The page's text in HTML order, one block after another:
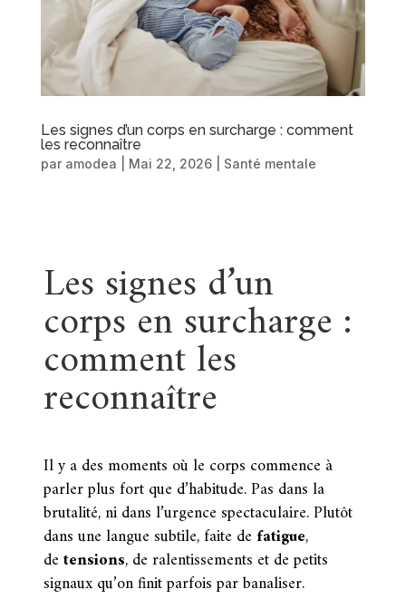
Les signes d’un corps en surcharge : comment
les reconnaître
par amodea Mai 22, 2026| Santé mentale
Les signes d’un
corps en surcharge :
comment les
reconnaître
Il y a des moments où le corps commence à
parler plus fort que d’habitude. Pas dans la
brutalité, ni dans l’urgence spectaculaire. Plutôt
dans une langue subtile, faite defatigue,
detensions, de ralentissements et de petits
signaux qu’on finit parfois par banaliser.